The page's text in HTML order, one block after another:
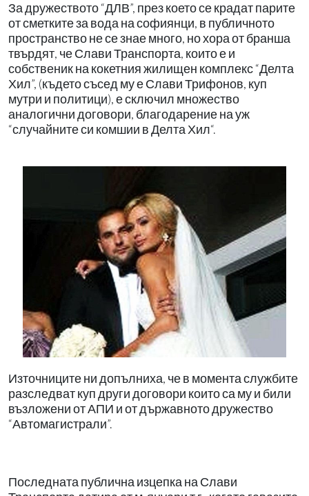
За дружеството “ДЛВ”, през което се крадат парите
от сметките за вода на софиянци, в публичното
пространство не се знае много, но хора от бранша
твърдят, че Слави Транспорта, които е и
собственик на кокетния жилищен комплекс “Делта
Хил”, (където съсед му е Слави Трифонов, куп
мутри и политици), е сключил множество
аналогични договори, благодарение на уж
“случайните си комшии в Делта Хил“.
Източниците ни допълниха, че в момента службите
разследват куп други договори които са му и били
възложени от АПИ и от държавното дружество
“Автомагистрали”.
Последната публична изцепка на Слави